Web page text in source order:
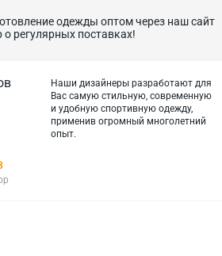
одежды оптом через наш сайт
регулярных поставках!
Наши дизайнеры разработают для
Вас самую стильную, современную
и удобную спортивную одежду,
применив огромный многолетний
опыт.